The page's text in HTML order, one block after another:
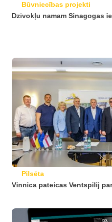
Būvniecības projekti
Dzīvokļu namam Sinagogas
Pilsēta
Vinnica pateicas Ventspilij